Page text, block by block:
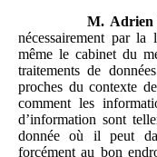
M. Adrien
nécessairement par
même le cabinet du
traitements de
proches du contexte
comment les
d’information sont
donnée où il peut
forcément au bon